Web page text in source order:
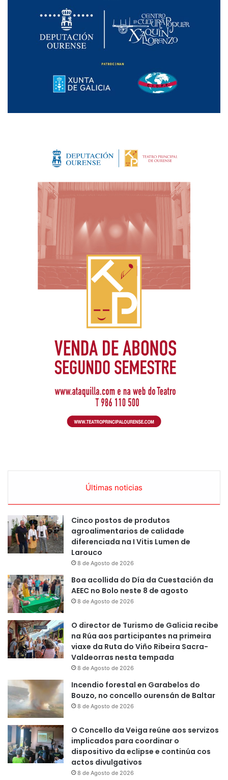
Últimas noticias
Cinco postos de produtos
agroalimentarios de calidade
diferenciada na I Vitis Lumen de
Larouco
8 de Agosto de 2026
Boa acollida do Día da Cuestación da
AEEC no Bolo neste 8 de agosto
8 de Agosto de 2026
O director de Turismo de Galicia recibe
na Rúa aos participantes na primeira
viaxe da Ruta do Viño Ribeira Sacra-
Valdeorras nesta tempada
8 de Agosto de 2026
Incendio forestal en Garabelos do
Bouzo, no concello ourensán de Baltar
8 de Agosto de 2026
O Concello da Veiga reúne aos servizos
implicados para coordinar o
dispositivo da eclipse e continúa cos
actos divulgativos
8 de Agosto de 2026